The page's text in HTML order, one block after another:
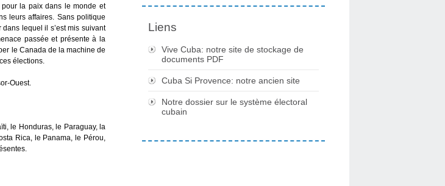
la paix dans le monde et
leurs affaires. Sans politique
lequel il s’est mis suivant
passée et présente à la
le Canada de la machine de
élections.
Ouest.
le Honduras, le Paraguay, la
Rica, le Panama, le Pérou,
Liens
Vive Cuba: notre site de stockage de
documents PDF
Cuba Si Provence: notre ancien site
Notre dossier sur le système électoral
cubain